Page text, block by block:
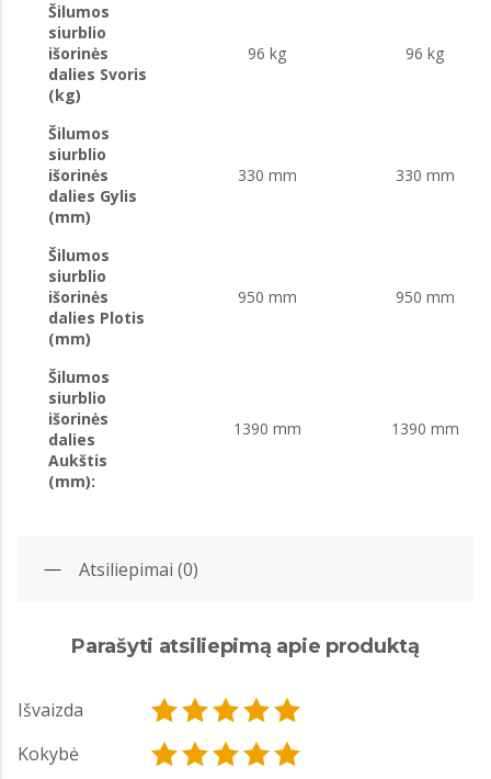
Šilumos
siurblio
išorinės
dalies Svoris
(kg)
96 kg 96 kg
Šilumos
siurblio
išorinės
dalies Gylis
(mm)
330 mm 330 mm
Šilumos
siurblio
išorinės
dalies Plotis
(mm)
950 mm 950 mm
Šilumos
siurblio
išorinės
dalies
Aukštis
(mm):
1390 mm 1390 mm
Atsiliepimai (0)
Parašyti atsiliepimą apie produktą
Išvaizda
Kokybė